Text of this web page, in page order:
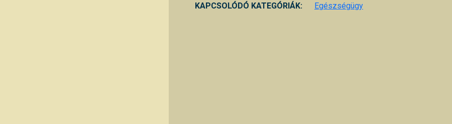
KAPCSOLÓDÓ KATEGÓRIÁK:
Egészségügy